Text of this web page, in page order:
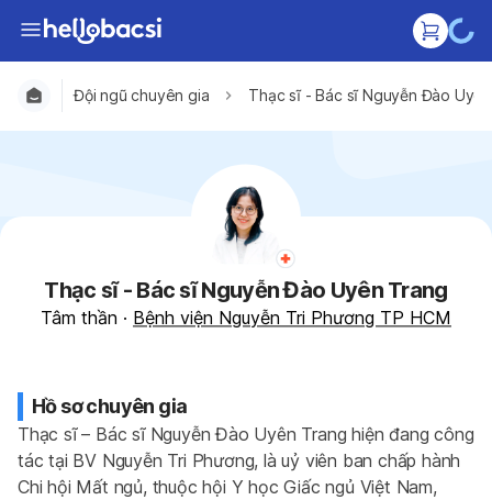
Đội ngũ chuyên gia Thạc sĩ - Bác sĩ Nguyễn Đào
Thạc sĩ - Bác sĩ Nguyễn Đào Uyên Trang
Tâm thần · Bệnh viện Nguyễn Tri Phương TP HCM
Hồ sơ chuyên gia
Thạc sĩ – Bác sĩ Nguyễn Đào Uyên Trang hiện đang công
tác tại BV Nguyễn Tri Phương, là uỷ viên ban chấp hành
Chi hội Mất ngủ, thuộc hội Y học Giấc ngủ Việt Nam,